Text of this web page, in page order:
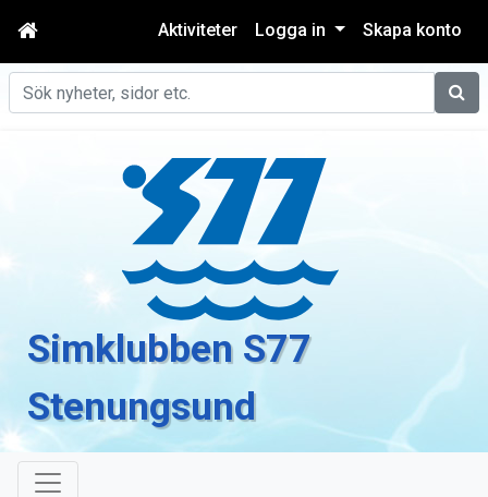
Aktiviteter Logga in Skapa konto
Sök
Simklubben S77
Stenungsund